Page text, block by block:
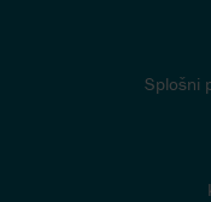
Splošni